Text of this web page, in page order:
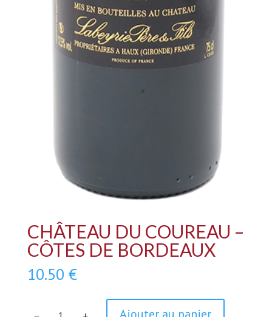
CHÂTEAU DU COUREAU –
CÔTES DE BORDEAUX
10.50 €